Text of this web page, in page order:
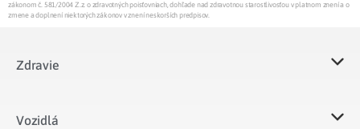
zákonom č. 581/2004 Z.z. o zdravotných poisťovniach, dohľade nad zdravotnou starostlivosťou v platnom znení a o
zmene a doplnení niektorých zákonov v znení neskorších predpisov.
Zdravie
Vozidlá​